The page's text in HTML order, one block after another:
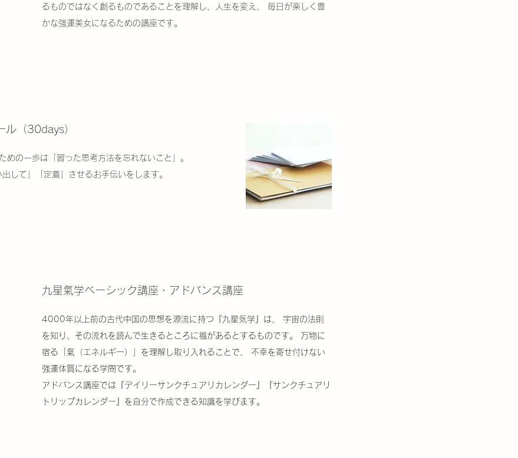
るものではなく創るものであることを理解し、人生を変え、 毎日が楽しく豊
かな強運美女になるための講座です。
ル（30days）
めの一歩は「習った思考方法を忘れないこと」。
して」「定着」させるお手伝いをします。
九星氣学ベーシック講座・アドバンス講座
4000年以上前の古代中国の思想を源流に持つ『九星気学』は、 宇宙の法則
を知り、その流れを読んで生きるところに福があるとするものです。 万物に
宿る「氣（エネルギー）」を理解し取り入れることで、 不幸を寄せ付けない
強運体質になる学問です。
アドバンス講座では『デイリーサンクチュアリカレンダー』『サンクチュアリ
トリップカレンダー』を自分で作成できる知識を学びます。